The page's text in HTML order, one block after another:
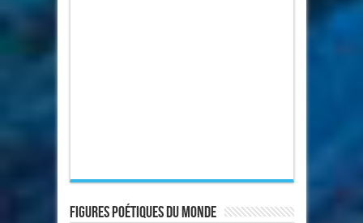
Figures poétiques du monde